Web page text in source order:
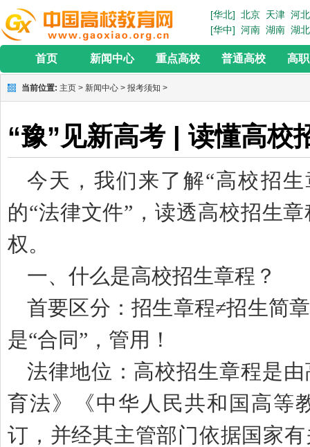
[华北] 北京 天津 河北
[华中] 河南 湖南 湖北
首页 新闻中心 重点高校 普通高校 高
当前位置: 主页 > 新闻中心 > 报考须知 >
“豫”见新高考 | 读懂高校
今天，我们来了解“高校招
的“法律文件”，读透高校招生
权。
一、什么是高校招生章程？
首要区分：招生章程≠招生简
是“合同”，管用！
法律地位：高校招生章程是
育法》《中华人民共和国高等
订，并经其主管部门依据国家